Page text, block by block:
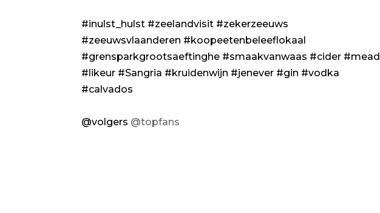
#inulst_hulst #zeelandvisit #zekerzeeuws
#zeeuwsvlaanderen #koopeetenbeleeflokaal
#grensparkgrootsaeftinghe #smaakvanwaas #cider #mead
#likeur #Sangria #kruidenwijn #jenever #gin #vodka
#calvados
@volgers @topfans